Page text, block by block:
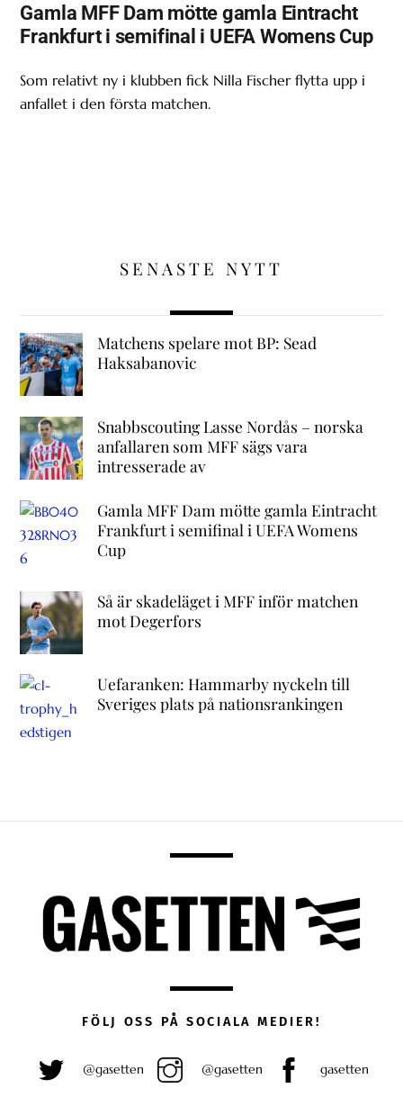
Gamla MFF Dam mötte gamla Eintracht
Frankfurt i semifinal i UEFA Womens Cup
Som relativt ny i klubben fick Nilla Fischer flytta upp i
anfallet i den första matchen.
SENASTE NYTT
Matchens spelare mot BP: Sead
Haksabanovic
Snabbscouting Lasse Nordås – norska
anfallaren som MFF sägs vara
intresserade av
Gamla MFF Dam mötte gamla Eintracht
Frankfurt i semifinal i UEFA Womens
Cup
Så är skadeläget i MFF inför matchen
mot Degerfors
Uefaranken: Hammarby nyckeln till
Sveriges plats på nationsrankingen
FÖLJ OSS PÅ SOCIALA MEDIER!
@gasetten @gasetten gasetten